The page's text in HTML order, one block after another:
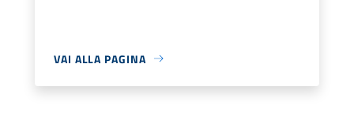
VAI ALLA PAGINA